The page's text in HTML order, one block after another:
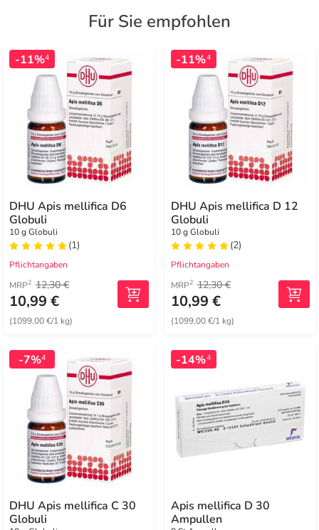
Für Sie empfohlen
-11%4
DHU Apis mellifica D6
Globuli
10 g Globuli
(1)
Pflichtangaben
MRP2 12,30 €
10,99 €
(1099,00 €/1 kg)
-11%4
DHU Apis mellifica D 12
Globuli
10 g Globuli
(2)
Pflichtangaben
MRP2 12,30 €
10,99 €
(1099,00 €/1 kg)
-7%4
DHU Apis mellifica C 30
Globuli
-14%4
Apis mellifica D 30
Ampullen